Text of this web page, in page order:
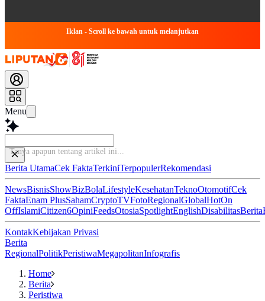
Iklan - Scroll ke bawah untuk melanjutkan
Menu
Tanya apapun tentang a
Berita UtamaCek FaktaTerkiniTerpopulerRekomendasi
NewsBisnisShowBizBolaLifestyleKesehatanTeknoOtomotifCek
FaktaEnam PlusSahamCryptoTVFotoRegionalGlobalHotOn
OffIslamiCitizen6OpiniFeedsOtosiaSpotlightEnglishDisabilitasBerita
KontakKebijakan Privasi
Berita
RegionalPolitikPeristiwaMegapolitanInfografis
Home
Berita
Peristiwa